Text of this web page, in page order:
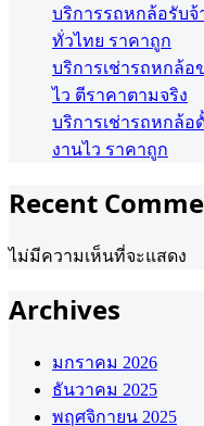
บริการรถหกล้อรับจ้
ทั่วไทย ราคาถูก
บริการเช่ารถหกล้
ไว ตีราคาตามจริง
บริการเช่ารถหกล้อ
งานไว ราคาถูก
Recent
ไม่มีความเห็นที่จะแสดง
Archives
มกราคม 2026
ธันวาคม 2025
พฤศจิกายน 2025